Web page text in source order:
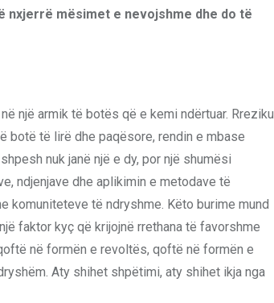
nxjerrë mësimet e nevojshme dhe do të
një armik të botës që e kemi ndërtuar. Rreziku
botë të lirë dhe paqësore, rendin e mbase
nuk janë një e dy, por një shumësi
ndjenjave dhe aplikimin e metodave të
komuniteteve të ndryshme. Këto burime mund
faktor kyç që krijojnë rrethana të favorshme
në formën e revoltës, qoftë në formën e
Aty shihet shpëtimi, aty shihet ikja nga